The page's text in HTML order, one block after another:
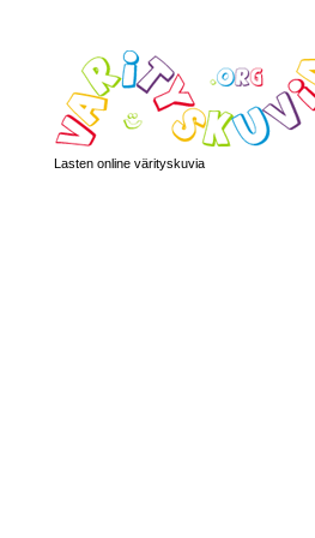
Lasten online värityskuvia